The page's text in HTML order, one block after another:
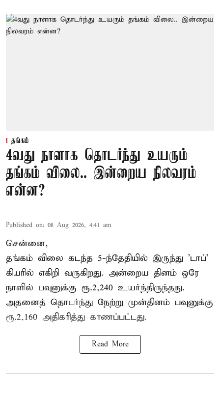
தங்கம்
4வது நாளாக தொடர்ந்து உயரும்
தங்கம் விலை.. இன்றைய நிலவரம்
என்ன?
Published on: 08 Aug 2026, 4:41 am
சென்னை,
தங்கம் விலை கடந்த 5-ந்தேதியில் இருந்து 'டாப்'
கியரில் எகிறி வருகிறது. அன்றைய தினம் ஒரே
நாளில் பவுனுக்கு ரூ.2,240 உயர்ந்திருந்தது.
அதனைத் தொடர்ந்து நேற்று முன்தினம் பவுனுக்கு
ரூ.2,160 அதிகரித்து காணப்பட்டது.
Read More